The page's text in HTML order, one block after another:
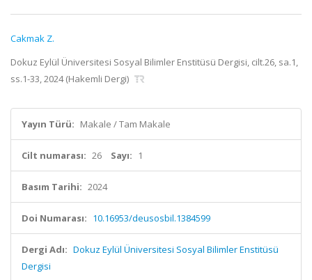
Cakmak Z.
Dokuz Eylül Üniversitesi Sosyal Bilimler Enstitüsü Dergisi, cilt.26, sa.1,
ss.1-33, 2024 (Hakemli Dergi)
Yayın Türü: Makale / Tam Makale
Cilt numarası: 26 Sayı: 1
Basım Tarihi: 2024
Doi Numarası: 10.16953/deusosbil.1384599
Dergi Adı: Dokuz Eylül Üniversitesi Sosyal Bilimler Enstitüsü
Dergisi